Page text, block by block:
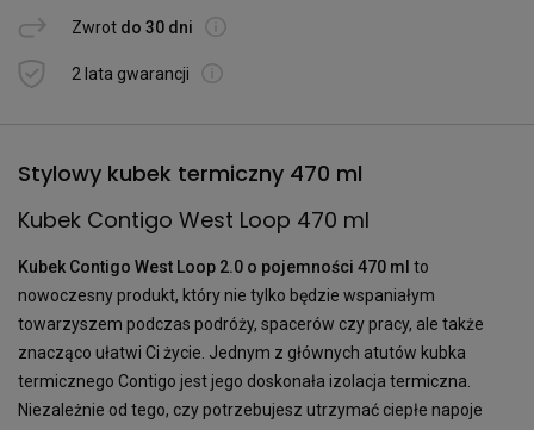
Zwrot do 30 dni
2 lata gwarancji
Stylowy kubek termiczny 470 ml
Kubek Contigo West Loop 470 ml
Kubek Contigo West Loop 2.0 o pojemności 470 ml to
nowoczesny produkt, który nie tylko będzie wspaniałym
towarzyszem podczas podróży, spacerów czy pracy, ale także
znacząco ułatwi Ci życie. Jednym z głównych atutów kubka
termicznego Contigo jest jego doskonała izolacja termiczna.
Niezależnie od tego, czy potrzebujesz utrzymać ciepłe napoje